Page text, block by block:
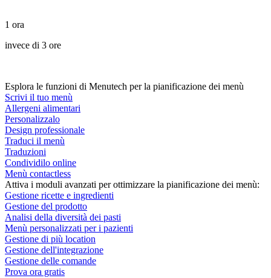
1 ora
invece di 3 ore
Esplora le funzioni di Menutech per la pianificazione dei menù
Scrivi il tuo menù
Allergeni alimentari
Personalizzalo
Design professionale
Traduci il menù
Traduzioni
Condividilo online
Menù contactless
Attiva i moduli avanzati per ottimizzare la pianificazione dei menù:
Gestione ricette e ingredienti
Gestione del prodotto
Analisi della diversità dei pasti
Menù personalizzati per i pazienti
Gestione di più location
Gestione dell'integrazione
Gestione delle comande
Prova ora gratis